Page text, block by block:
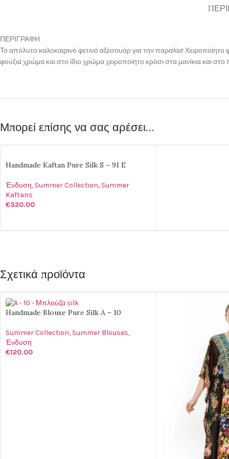
ΠΕΡΙΓΡΑΦΗ
Το απόλυτο καλοκαιρινό φετινό αξεσουάρ για την παραλία!
φούξια χρώμα και στο ίδιο χρώμα χειροποίητο κρόσι στα μανίκια και στο
Μπορεί επίσης να σας αρέσει…
Handmade Kaftan Pure Silk S – 91 E
Ένδυση, Summer Collection, Summer
Kaftans
€320.00
Σχετικά προϊόντα
Handmade Blouse Pure Silk A – 10
Summer Collection, Summer Blouses,
Ένδυση
€120.00